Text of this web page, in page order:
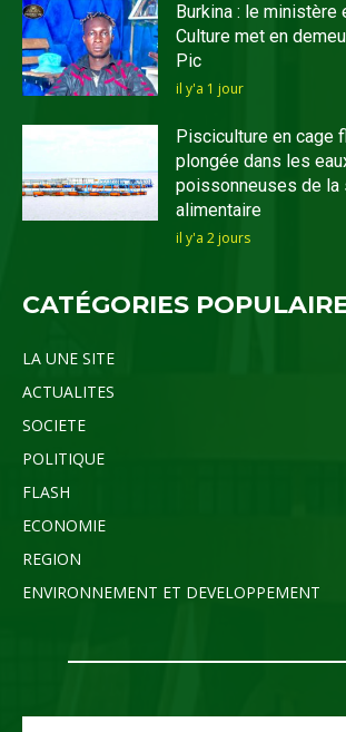
Burkina : le ministère
Culture met en
Pic
il y'a 1 jour
Pisciculture en cage
plongée dans les
poissonneuses de la
alimentaire
il y'a 2 jours
CATÉGORIES
LA UNE SITE
ACTUALITES
SOCIETE
POLITIQUE
FLASH
ECONOMIE
REGION
ENVIRONNEMENT ET DEVELOPPEMENT